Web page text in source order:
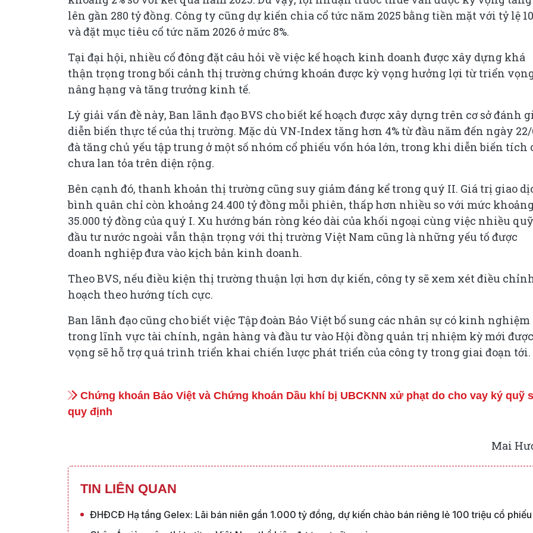
lên gần 280 tỷ đồng. Công ty cũng dự kiến chia cổ tức năm 2025 bằng tiền mặt với tỷ lệ
và đặt mục tiêu cổ tức năm 2026 ở mức 8%.
Tại đại hội, nhiều cổ đông đặt câu hỏi về việc kế hoạch kinh doanh được xây dựng khá
thận trọng trong bối cảnh thị trường chứng khoán được kỳ vọng hưởng lợi từ triển
nâng hạng và tăng trưởng kinh tế.
Lý giải vấn đề này, Ban lãnh đạo BVS cho biết kế hoạch được xây dựng trên cơ sở đánh
diễn biến thực tế của thị trường. Mặc dù VN-Index tăng hơn 4% từ đầu năm đến ngày 22/
đà tăng chủ yếu tập trung ở một số nhóm cổ phiếu vốn hóa lớn, trong khi diễn biến tích
chưa lan tỏa trên diện rộng.
Bên cạnh đó, thanh khoản thị trường cũng suy giảm đáng kể trong quý II. Giá trị giao
bình quân chỉ còn khoảng 24.400 tỷ đồng mỗi phiên, thấp hơn nhiều so với mức
35.000 tỷ đồng của quý I. Xu hướng bán ròng kéo dài của khối ngoại cùng việc nhiều quỹ
đầu tư nước ngoài vẫn thận trọng với thị trường Việt Nam cũng là những yếu tố được
doanh nghiệp đưa vào kịch bản kinh doanh.
Theo BVS, nếu điều kiện thị trường thuận lợi hơn dự kiến, công ty sẽ xem xét điều
hoạch theo hướng tích cực.
Ban lãnh đạo cũng cho biết việc Tập đoàn Bảo Việt bổ sung các nhân sự có kinh nghiệm
trong lĩnh vực tài chính, ngân hàng và đầu tư vào Hội đồng quản trị nhiệm kỳ mới
vọng sẽ hỗ trợ quá trình triển khai chiến lược phát triển của công ty trong giai đoạn tới.
Chứng khoán Bảo Việt và Chứng khoán Dầu khí bị UBCKNN xử phạt do cho vay ký quỹ
quy định
Mai
TIN LIÊN QUAN
ĐHĐCĐ Hạ tầng Gelex: Lãi bán niên gần 1.000 tỷ đồng, dự kiến chào bán riêng lẻ 100 triệu cổ phiếu